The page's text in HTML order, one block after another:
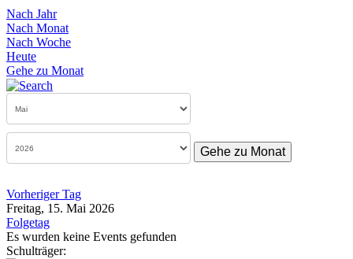
Nach Jahr
Nach Monat
Nach Woche
Heute
Gehe zu Monat
Gehe zu Monat
Vorheriger Tag
Freitag, 15. Mai 2026
Folgetag
Es wurden keine Events gefunden
Schulträger: